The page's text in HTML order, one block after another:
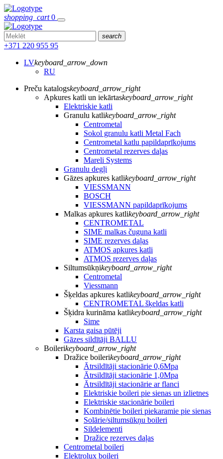
shopping_cart 0
search
+371 220 955 95
LVkeyboard_arrow_down
RU
Preču katalogskeyboard_arrow_right
Apkures katli un iekārtaskeyboard_arrow_right
Elektriskie katli
Granulu katlikeyboard_arrow_right
Centrometal
Sokol granulu katli Metal Fach
Centrometal katlu papildaprīkojums
Centrometal rezerves daļas
Mareli Systems
Granulu degļi
Gāzes apkures katlikeyboard_arrow_right
VIESSMANN
BOSCH
VIESSMANN papildaprīkojums
Malkas apkures katlikeyboard_arrow_right
CENTROMETAL
SIME malkas čuguna katli
SIME rezerves daļas
ATMOS apkures katli
ATMOS rezerves daļas
Siltumsūkņikeyboard_arrow_right
Centrometal
Viessmann
Šķeldas apkures katlikeyboard_arrow_right
CENTROMETAL šķeldas katli
Šķidra kurināma katlikeyboard_arrow_right
Sime
Karsta gaisa pūtēji
Gāzes sildītāji BALLU
Boilerikeyboard_arrow_right
Dražice boilerikeyboard_arrow_right
Ātrsildītāji stacionārie 0,6Mpa
Ātrsildītāji stacionārie 1,0Mpa
Ātrsildītāji stacionārie ar flanci
Elektriskie boileri pie sienas un izlietnes
Elektriskie stacionārie boileri
Kombinētie boileri piekaramie pie sienas
Solārie/siltumsūkņu boileri
Sildelementi
Dražice rezerves daļas
Centrometal boileri
Elektrolux boileri